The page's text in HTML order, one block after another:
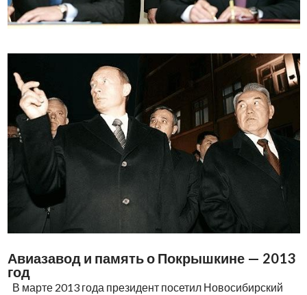
Авиазавод и память о Покрышкине — 2013
год
В марте 2013 года президент посетил Новосибирский